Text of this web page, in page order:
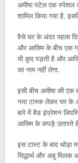
अमीषा पटेल एक स्पेशल
शामिल किया गया है.
वैसे घर के अंदर पहला
और आसिम के बीच एक
भी कूद पड़ती है और
का नाम नहीं लेगा.
इसी बीच अमीषा की एक
नया टास्क लेकर घर के
बारे में बैड इंप्रेशन
आसिम के कपड़े उतारते
इस टास्ट के बाद थोड़ा
सिद्धार्थ और अबु मिलक